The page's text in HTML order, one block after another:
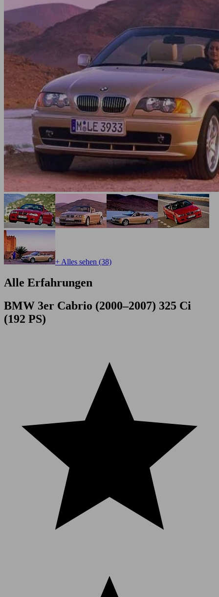
+ Alles sehen (38)
Alle Erfahrungen
BMW 3er Cabrio (2000–2007) 325 Ci
(192 PS)